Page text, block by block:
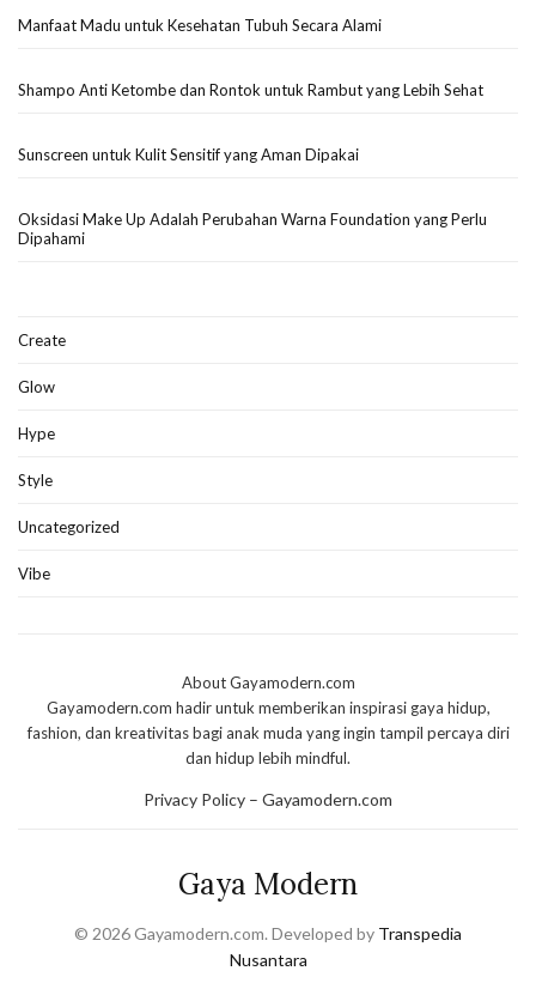
Manfaat Madu untuk Kesehatan Tubuh Secara Alami
Shampo Anti Ketombe dan Rontok untuk Rambut yang Lebih Sehat
Sunscreen untuk Kulit Sensitif yang Aman Dipakai
Oksidasi Make Up Adalah Perubahan Warna Foundation yang Perlu
Dipahami
Create
Glow
Hype
Style
Uncategorized
Vibe
About Gayamodern.com
Gayamodern.com hadir untuk memberikan inspirasi gaya hidup,
fashion, dan kreativitas bagi anak muda yang ingin tampil percaya diri
dan hidup lebih mindful.
Privacy Policy – Gayamodern.com
Gaya Modern
© 2026 Gayamodern.com. Developed by Transpedia
Nusantara